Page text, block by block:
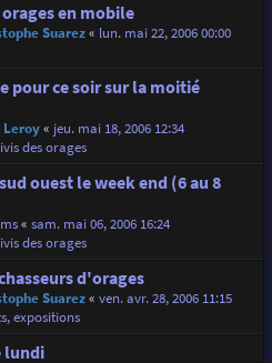
en mobile
Suarez« lun. mai 22, 2006 00:00
pour ce soir sur la moitié
« jeu. mai 18, 2006 12:34
des orages
ouest le week end (6 au 8
« sam. mai 06, 2006 16:24
des orages
d'orages
Suarez« ven. avr. 28, 2006 11:15
expositions
lundi